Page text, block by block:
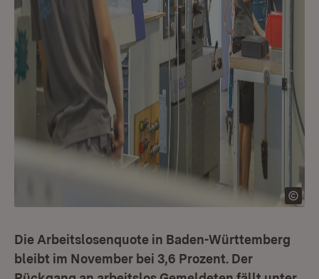
Die Arbeitslosenquote in Baden-Württemberg
bleibt im November bei 3,6 Prozent. Der